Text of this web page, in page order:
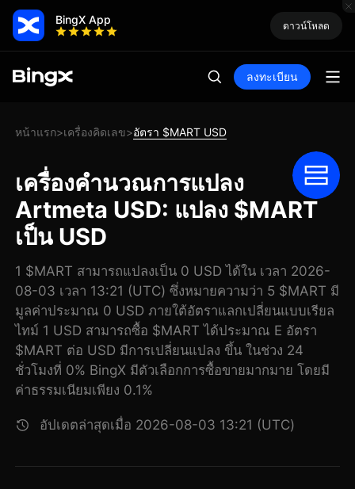
BingX App ดาวน์โหลด
ลงทะเบียน
หน้าแรก>เครื่องคิดเลข>อัตรา $MART USD
เครื่องคำนวณการแปลง
Artmeta USD: แปลง $MART
เป็น USD
1 $MART สามารถแปลงเป็น 0 USD ได้ใน เวลา 2026-
08-03 เวลา 13:21 (UTC) ซึ่งหมายความว่า 5 $MART มี
มูลค่าประมาณ 0 USD ภายใต้อัตราแลกเปลี่ยนแบบเรียล
ไทม์ 1 USD สามารถซื้อ $MART ได้ประมาณ E อัตรา
$MART ต่อ USD มีการเปลี่ยนแปลง ขึ้น ในช่วง 24
ชั่วโมงที่ 0% BingX มีตัวเลือกการซื้อขายมากมาย โดยมี
ค่าธรรมเนียมเพียง 0.1%
อัปเดตล่าสุดเมื่อ 2026-08-03 13:21 (UTC)